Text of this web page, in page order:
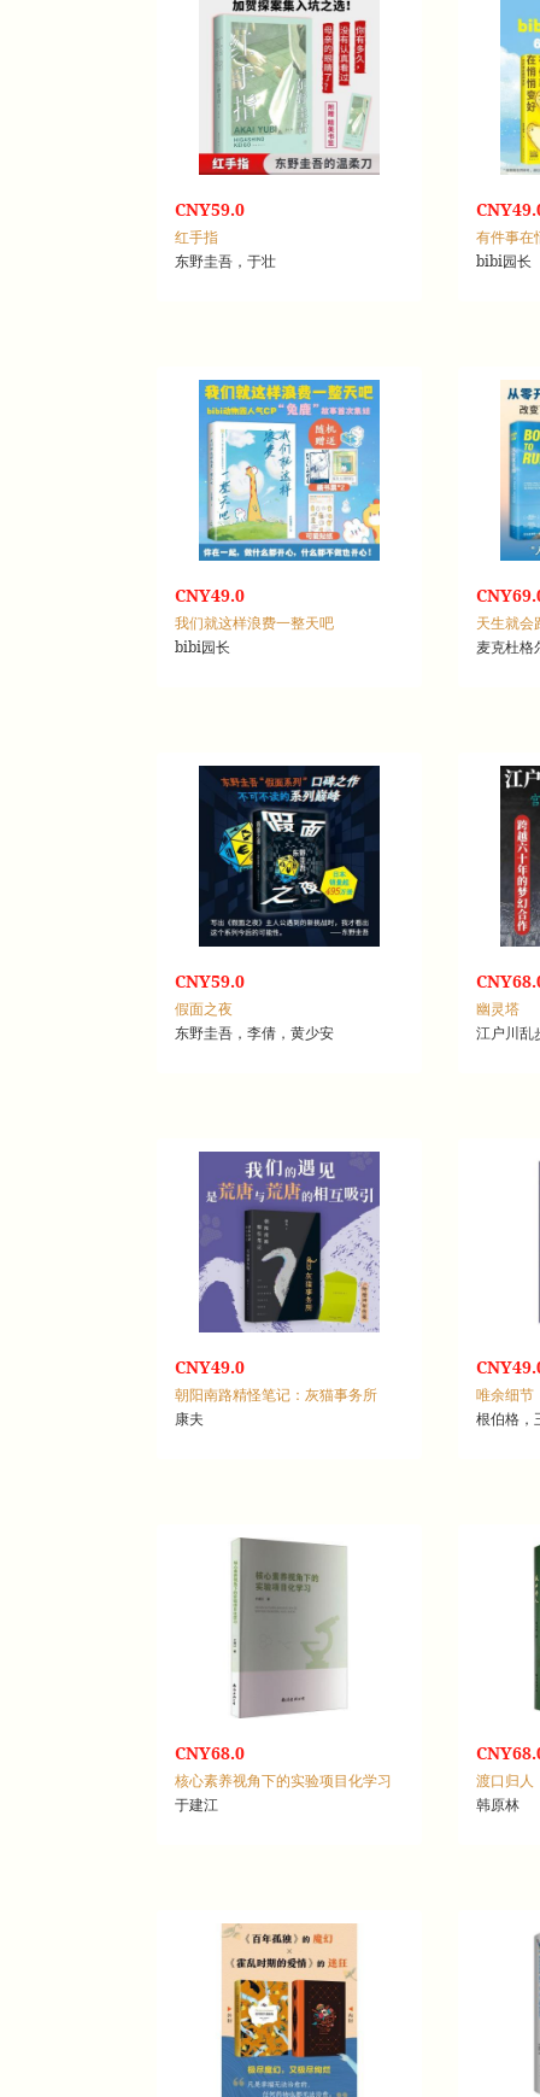
CNY59.0
红手指
东野圭吾，于壮
有件事在
bibi园长
CNY49.0
我们就这样浪费一整天吧
bibi园长
天生就会
麦克杜格
CNY59.0
假面之夜
东野圭吾，李倩，黄少安
幽灵塔
江户川乱
CNY49.0
朝阳南路精怪笔记：灰猫事务所
康夫
唯余细节
根伯格，
CNY68.0
核心素养视角下的实验项目化学习
于建江
渡口归人
韩原林